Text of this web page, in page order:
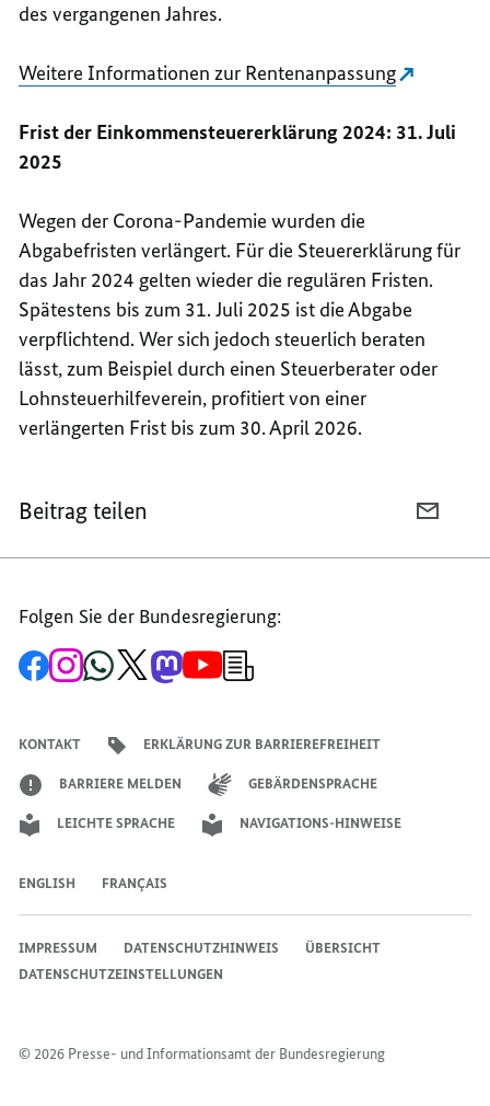
des vergangenen Jahres.
Weitere Informationen zur Rentenanpassung
Frist der Einkommensteuererklärung 2024: 31. Juli
2025
Wegen der Corona-Pandemie wurden die
Abgabefristen verlängert. Für die Steuererklärung für
das Jahr 2024 gelten wieder die regulären Fristen.
Spätestens bis zum 31. Juli 2025 ist die Abgabe
verpflichtend. Wer sich jedoch steuerlich beraten
lässt, zum Beispiel durch einen Steuerberater oder
Lohnsteuerhilfeverein, profitiert von einer
verlängerten Frist bis zum 30. April 2026.
Beitrag teilen
MAIL
Folgen Sie der Bundesregierung:
Zur
Facebook-
Zum
Instagram-
Zum
WhatsApp-
Zum
X-
Zum
Mastodon-
Zum
YouTube-Anmeldung
KONTAKT ERKLÄRUNG ZUR BARRIEREFREIHEIT
BARRIERE MELDEN GEBÄRDENSPRACHE
LEICHTE SPRACHE NAVIGATIONS-HINWEISE
ENGLISH FRANÇAIS
© 2026 Presse- und Informationsamt der Bundesregierung
IMPRESSUM DATENSCHUTZHINWEIS
ÜBERSICHT
DATENSCHUTZEINSTELLUNGEN